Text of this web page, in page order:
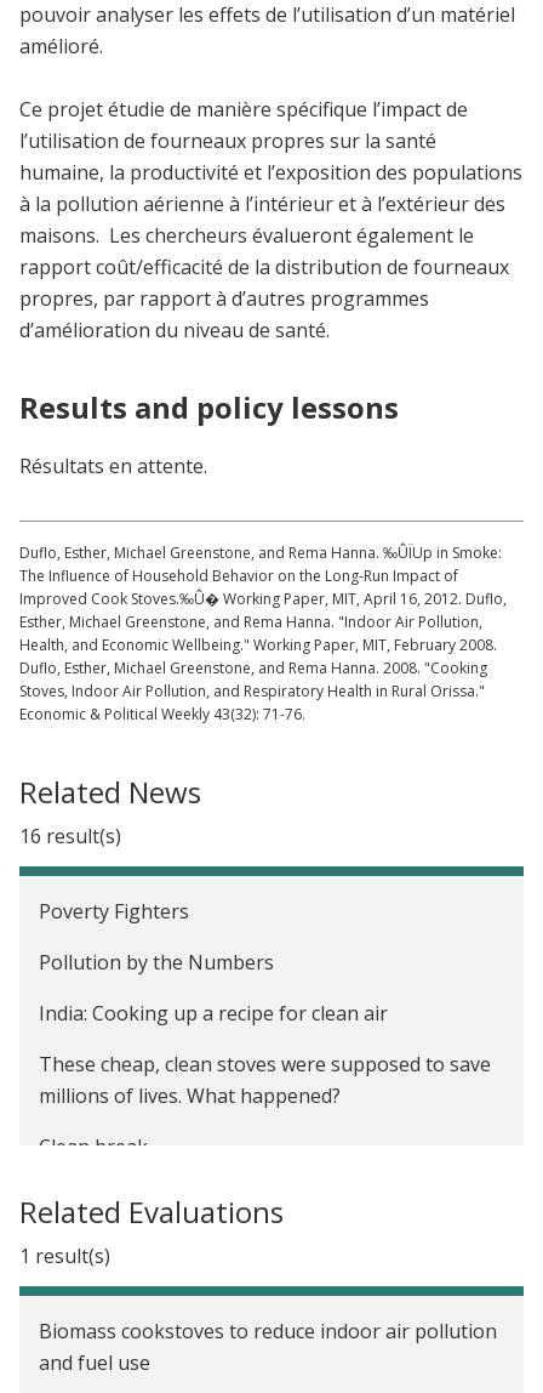
pouvoir analyser les effets de l’utilisation d’un matériel
amélioré.
Ce projet étudie de manière spécifique l’impact de
l’utilisation de fourneaux propres sur la santé
humaine, la productivité et l’exposition des populations
à la pollution aérienne à l’intérieur et à l’extérieur des
maisons. Les chercheurs évalueront également le
rapport coût/efficacité de la distribution de fourneaux
propres, par rapport à d’autres programmes
d’amélioration du niveau de santé.
Results and policy lessons
Résultats en attente.
Duflo, Esther, Michael Greenstone, and Rema Hanna. ‰ÛÏUp in Smoke:
The Influence of Household Behavior on the Long-Run Impact of
Improved Cook Stoves.‰Û� Working Paper, MIT, April 16, 2012. Duflo,
Esther, Michael Greenstone, and Rema Hanna. "Indoor Air Pollution,
Health, and Economic Wellbeing." Working Paper, MIT, February 2008.
Duflo, Esther, Michael Greenstone, and Rema Hanna. 2008. "Cooking
Stoves, Indoor Air Pollution, and Respiratory Health in Rural Orissa."
Economic & Political Weekly 43(32): 71-76.
Related News
16 result(s)
Poverty Fighters
Pollution by the Numbers
India: Cooking up a recipe for clean air
These cheap, clean stoves were supposed to save
millions of lives. What happened?
Clean break
Smokeless Stoves, Girl-Friendly Schools, and the
Bloc That Wasn’t
Not Fired With Logic
Clean Cookstoves Must Be Rethought so They
Actually Get Used in Developing World
Related Evaluations
1 result(s)
Biomass cookstoves to reduce indoor air pollution
and fuel use